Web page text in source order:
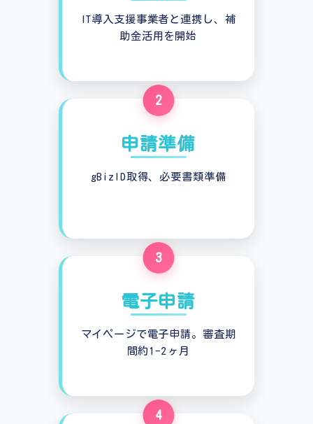
IT導入支援事業者と連携し、補
助金活用を開始
2
申請準備
gBizID取得、必要書類準備
3
電子申請
マイページで電子申請。審査期
間約1-2ヶ月
4